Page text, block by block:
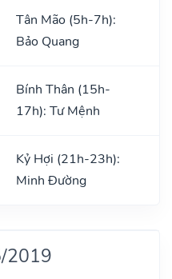
Tân Mão (5h-7h):
Bảo Quang
Bính Thân (15h-
17h): Tư Mệnh
Kỷ Hợi (21h-23h):
Minh Đường
2019